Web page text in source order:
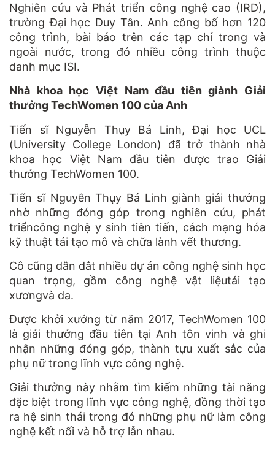
Nghiên cứu và Phát triển công nghệ cao (IRD),
trường Đại học Duy Tân. Anh công bố hơn 120
công trình, bài báo trên các tạp chí trong và
ngoài nước, trong đó nhiều công trình thuộc
danh mục ISI.
Nhà khoa học Việt Nam đầu tiên giành Giải
thưởng TechWomen 100 của Anh
Tiến sĩ Nguyễn Thụy Bá Linh, Đại học UCL
(University College London) đã trở thành nhà
khoa học Việt Nam đầu tiên được trao Giải
thưởng TechWomen 100.
Tiến sĩ Nguyễn Thụy Bá Linh giành giải thưởng
nhờ những đóng góp trong nghiên cứu, phát
triểncông nghệ y sinh tiên tiến, cách mạng hóa
kỹ thuật tái tạo mô và chữa lành vết thương.
Cô cũng dẫn dắt nhiều dự án công nghệ sinh học
quan trọng, gồm công nghệ vật liệutái tạo
xươngvà da.
Được khởi xướng từ năm 2017, TechWomen 100
là giải thưởng đầu tiên tại Anh tôn vinh và ghi
nhận những đóng góp, thành tựu xuất sắc của
phụ nữ trong lĩnh vực công nghệ.
Giải thưởng này nhằm tìm kiếm những tài năng
đặc biệt trong lĩnh vực công nghệ, đồng thời tạo
ra hệ sinh thái trong đó những phụ nữ làm công
nghệ kết nối và hỗ trợ lẫn nhau.